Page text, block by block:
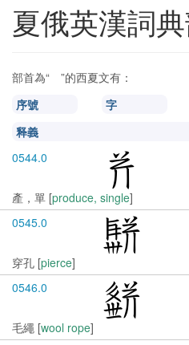
夏俄英漢詞
部首為“
”的西夏文有：
序號
字
释義
0544.0
產，單 [produce, single]
0545.0
穿孔 [pierce]
0546.0
毛繩 [wool rope]